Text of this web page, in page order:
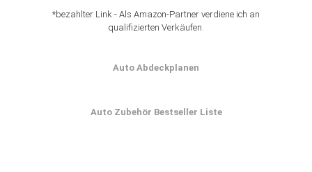
*bezahlter Link - Als Amazon-Partner verdiene ich an
qualifizierten Verkäufen.
Auto Abdeckplanen
Auto Zubehör Bestseller Liste